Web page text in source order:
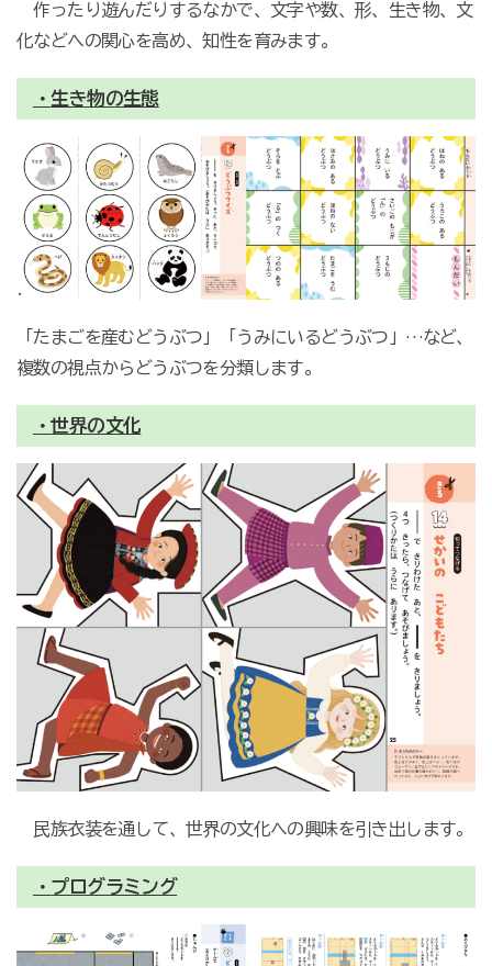
作ったり遊んだりするなかで、文字や数、形、生き物、文
化などへの関心を高め、知性を育みます。
・生き物の生態
「たまごを産むどうぶつ」「うみにいるどうぶつ」…など、
複数の視点からどうぶつを分類します。
・世界の文化
民族衣装を通して、世界の文化への興味を引き出します。
・ プログラミング